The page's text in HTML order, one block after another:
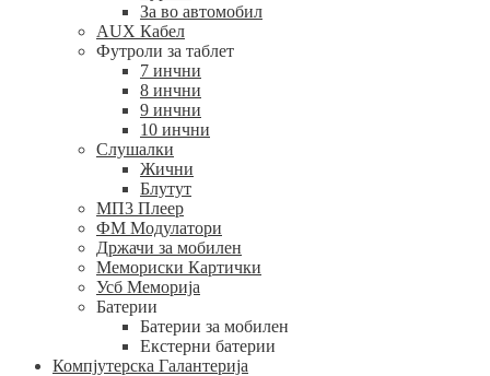
За во автомобил
AUX Кабел
Футроли за таблет
7 инчни
8 инчни
9 инчни
10 инчни
Слушалки
Жични
Блутут
МП3 Плеер
ФМ Модулатори
Држачи за мобилен
Мемориски Картички
Усб Меморија
Батерии
Батерии за мобилен
Екстерни батерии
Компјутерска Галантерија